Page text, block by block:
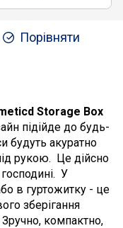
Порівняти
Storage Box
підійде до будь-
будуть акуратно
рукою. Це дійсно
У
в гуртожитку - це
зберігання
Зручно, компактно,